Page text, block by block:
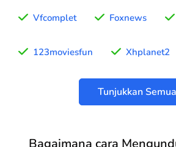
Vfcomplet Foxnews
123moviesfun Xhplanet2
Tunjukkan Semua